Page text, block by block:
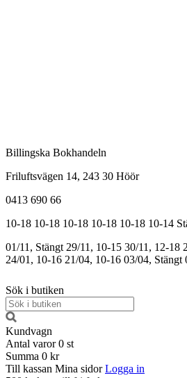
Billingska Bokhandeln
Friluftsvägen 14, 243 30 Höör
0413 690 66
10-18 10-18 10-18 10-18 10-18 10-14
01/11, Stängt 29/11, 10-15 30/11, 12-18
24/01, 10-16 21/04, 10-16 03/04, Stängt
Sök i butiken
Kundvagn
Antal varor 0 st
Summa 0 kr
Till kassan Mina sidor Logga in